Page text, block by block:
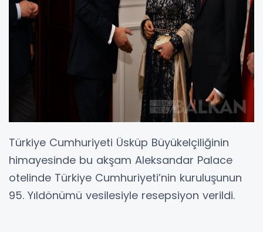
Türkiye Cumhuriyeti Üsküp Büyükelçiliğinin
himayesinde bu akşam Aleksandar Palace
otelinde Türkiye Cumhuriyeti’nin kuruluşunun
95. Yıldönümü vesilesiyle resepsiyon verildi.